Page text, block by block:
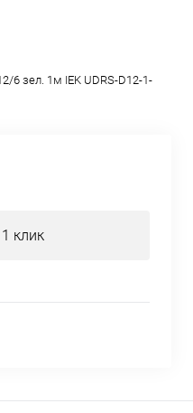
6 зел. 1м IEK UDRS-D12-1-
клик